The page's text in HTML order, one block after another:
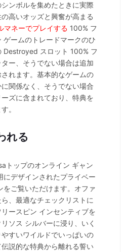
ンボルを集めたときに実際
高いオッズと興奮が高まる
ネーでプレイする 100% フ
ゲームのトレードマークのひ
Destroyed スロット 100% フ
ー、そうでない場合は追加
れます。基本的なゲームの
関係なく、そうでない場合
ズに含まれており、特典を
。
れる
トップのオンライン ギャン
にデザインされたプライベー
をご覧いただけます。オファ
、最適なチェックリストに
ースピン インセンティブを
ソス シルバーに浸り、いく
すいワイルドでいっぱいの
説的な特典から離れる誓い